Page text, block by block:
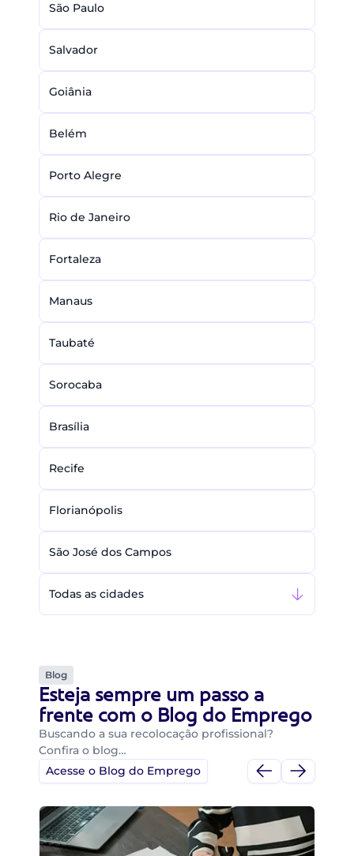
São Paulo
Salvador
Goiânia
Belém
Porto Alegre
Rio de Janeiro
Fortaleza
Manaus
Taubaté
Sorocaba
Brasília
Recife
Florianópolis
São José dos Campos
Todas as cidades
Blog
Esteja sempre um passo a
frente com o Blog do Emprego
Buscando a sua recolocação profissional?
Confira o blog…
Acesse o Blog do Emprego